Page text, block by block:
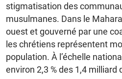
stigmatisation des
musulmanes. Dans le
ouest et gouverné par une
les chrétiens représentent
population. À l’échelle
environ 2,3 % des 1,4 milliard